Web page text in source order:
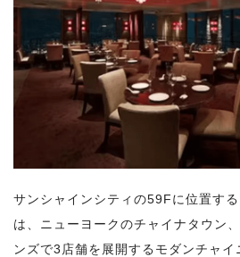
サンシャインシティの59Fに位置する
は、ニューヨークのチャイナタウン
ンズで3店舗を展開するモダンチャ